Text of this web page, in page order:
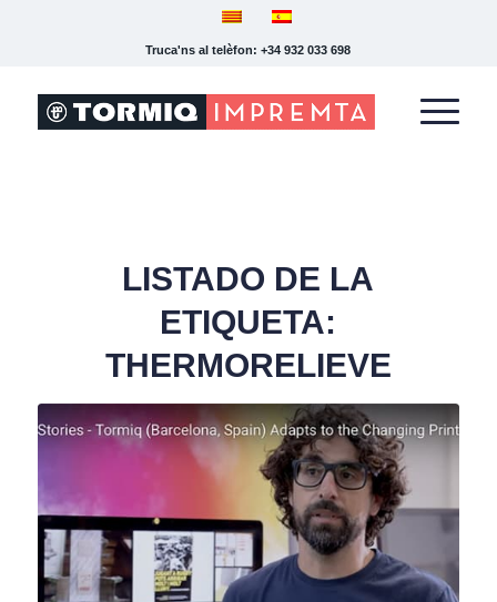
Truca'ns al telèfon: +34 932 033 698
LISTADO DE LA
ETIQUETA:
THERMORELIEVE